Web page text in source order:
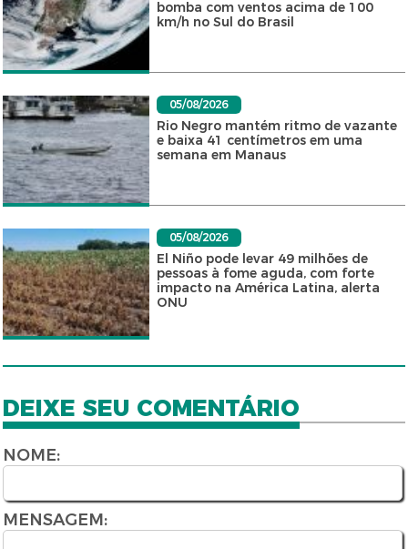
bomba com ventos acima de 100
km/h no Sul do Brasil
05/08/2026
Rio Negro mantém ritmo de vazante
e baixa 41 centímetros em uma
semana em Manaus
05/08/2026
El Niño pode levar 49 milhões de
pessoas à fome aguda, com forte
impacto na América Latina, alerta
ONU
DEIXE SEU COMENTÁRIO
NOME:
MENSAGEM: